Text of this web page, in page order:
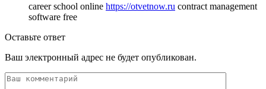
career school online https://otvetnow.ru contract management
software free
Оставьте ответ
Ваш электронный адрес не будет опубликован.